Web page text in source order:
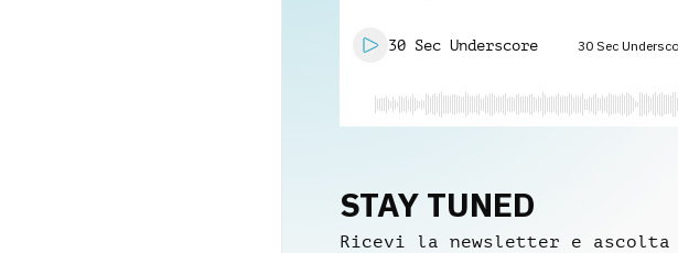
30 Sec Underscore 30 Sec
STAY TUNED
Ricevi la newsletter e ascolta